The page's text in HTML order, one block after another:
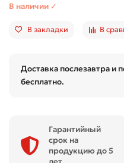
В наличии ✓
В закладки В
Доставка послезавтра и
бесплатно.
Гарантийный
срок на
продукцию до 5